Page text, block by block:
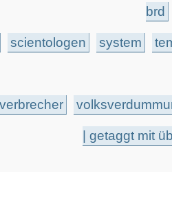
brd
scientologen system
verbrecher
| getaggt mit